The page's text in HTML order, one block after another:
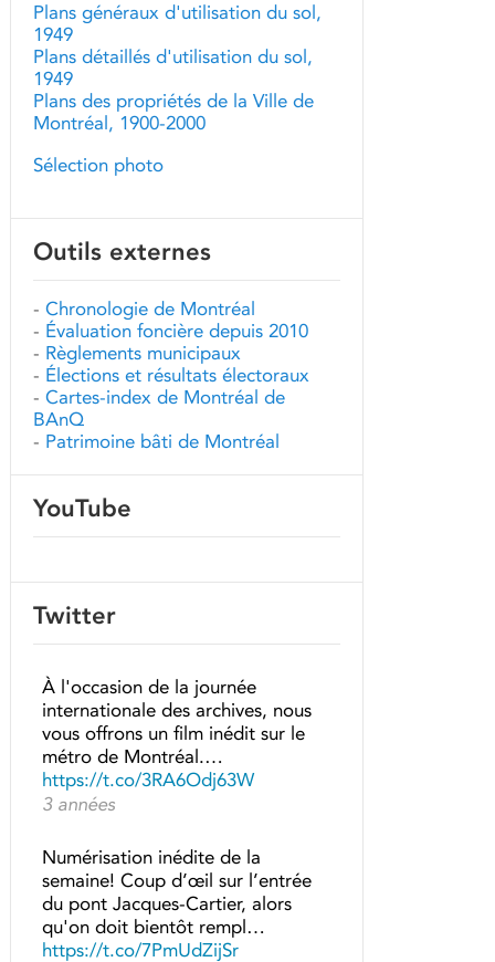
Plans généraux d'utilisation du sol,
1949
Plans détaillés d'utilisation du sol,
1949
Plans des propriétés de la Ville de
Montréal, 1900-2000
Sélection photo
Outils externes
- Chronologie de Montréal
- Évaluation foncière depuis 2010
- Règlements municipaux
- Élections et résultats électoraux
- Cartes-index de Montréal de
BAnQ
- Patrimoine bâti de Montréal
YouTube
Twitter
À l'occasion de la journée
internationale des archives, nous
vous offrons un film inédit sur le
métro de Montréal.…
https://t.co/3RA6Odj63W
3 années
Numérisation inédite de la
semaine! Coup d’œil sur l’entrée
du pont Jacques-Cartier, alors
qu'on doit bientôt rempl…
https://t.co/7PmUdZijSr